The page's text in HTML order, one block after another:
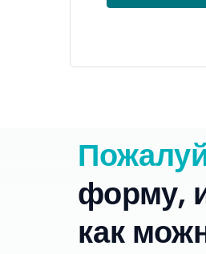
форму,
как